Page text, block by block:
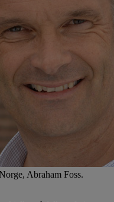
Abraham Foss.